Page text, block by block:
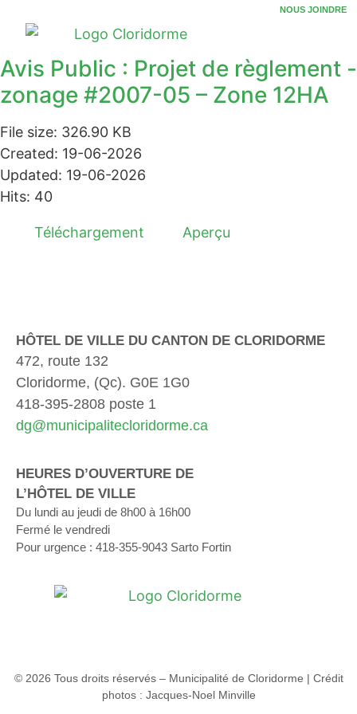
NOUS JOINDRE
Avis Public : Projet de règlement -
zonage #2007-05 – Zone 12HA
File size: 326.90 KB
Created: 19-06-2026
Updated: 19-06-2026
Hits: 40
Téléchargement Aperçu
HÔTEL DE VILLE DU CANTON DE CLORIDORME
472, route 132
Cloridorme, (Qc). G0E 1G0
418-395-2808 poste 1
dg@municipalitecloridorme.ca
HEURES D’OUVERTURE DE
L’HÔTEL DE VILLE
Du lundi au jeudi de 8h00 à 16h00
Fermé le vendredi
Pour urgence : 418-355-9043 Sarto Fortin
© 2026 Tous droits réservés – Municipalité de Cloridorme | Crédit
photos : Jacques-Noel Minville